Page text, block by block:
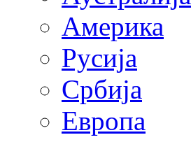
Америка
Русија
Србија
Европа